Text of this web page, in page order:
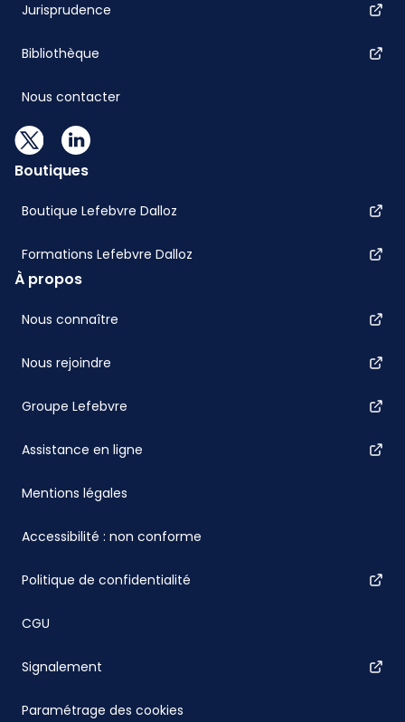
Jurisprudence
Bibliothèque
Nous contacter
Boutiques
Boutique Lefebvre Dalloz
Formations Lefebvre Dalloz
À propos
Nous connaître
Nous rejoindre
Groupe Lefebvre
Assistance en ligne
Mentions légales
Accessibilité : non conforme
Politique de confidentialité
CGU
Signalement
Paramétrage des cookies